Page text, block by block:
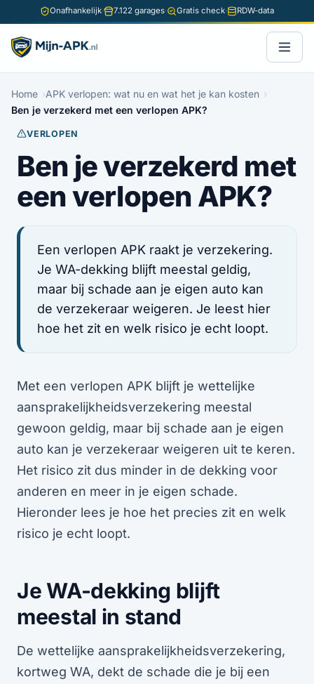
Onafhankelijk· 7.122 garages· Gratis check· RDW-data
Home
APK verlopen: wat nu en wat het je kan kosten
Ben je verzekerd met een verlopen APK?
VERLOPEN
Ben je verzekerd met
een verlopen APK?
Een verlopen APK raakt je verzekering.
Je WA-dekking blijft meestal geldig,
maar bij schade aan je eigen auto kan
de verzekeraar weigeren. Je leest hier
hoe het zit en welk risico je echt loopt.
Met een verlopen APK blijft je wettelijke
aansprakelijkheidsverzekering meestal
gewoon geldig, maar bij schade aan je eigen
auto kan je verzekeraar weigeren uit te keren.
Het risico zit dus minder in de dekking voor
anderen en meer in je eigen schade.
Hieronder lees je hoe het precies zit en welk
risico je echt loopt.
Je WA-dekking blijft
meestal in stand
De wettelijke aansprakelijkheidsverzekering,
kortweg WA, dekt de schade die je bij een